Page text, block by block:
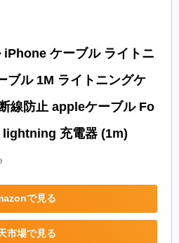
ケーブル ライトニ
ブル 1M ライトニングケ
線防止 appleケーブル Fo
充電器 (1m)
で見る
市場で見る